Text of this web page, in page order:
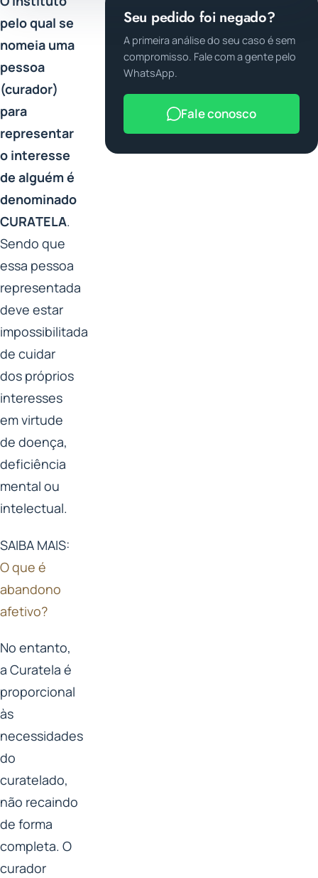
pelo qual se
nomeia uma
pessoa
(curador)
para
representar
o interesse
de alguém é
denominado
CURATELA.
Sendo que
essa pessoa
representada
deve estar
impossibilitada
de cuidar
dos próprios
interesses
em virtude
de doença,
deficiência
mental ou
intelectual.
SAIBA MAIS:
O que é
abandono
afetivo?
No entanto,
a Curatela é
proporcional
às
necessidades
do
curatelado,
não recaindo
de forma
completa. O
curador
Seu pedido foi negado?
A primeira análise do seu caso é sem
compromisso. Fale com a gente pelo
WhatsApp.
Fale conosco